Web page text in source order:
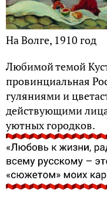
На Волге, 1910 год
Любимой темой
провинциальная
гуляниями и
действующими
уютных городков.